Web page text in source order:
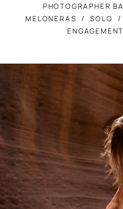
PHOTOGRAPHER
MELONERAS
SOLO
ENGAGEMENT